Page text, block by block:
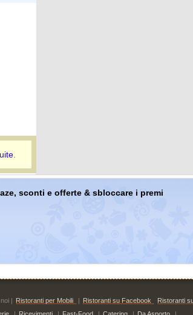
.
sconti e offerte & sbloccare i premi
| Ristoranti per Mobili | Ristoranti su Facebook
Ristoranti